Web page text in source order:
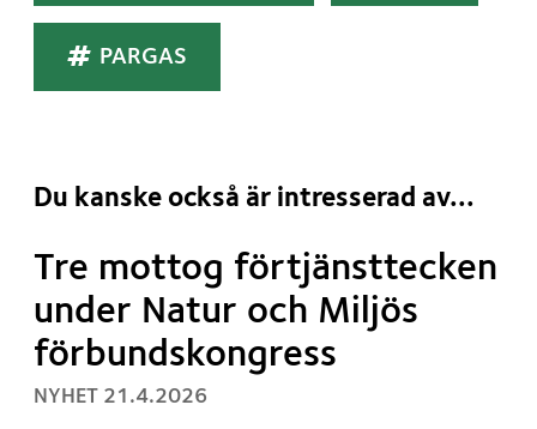
PARGAS
Du kanske också är intresserad av...
Tre mottog förtjänsttecken
under Natur och Miljös
förbundskongress
NYHET , PUBLICERAT:
21.4.2026